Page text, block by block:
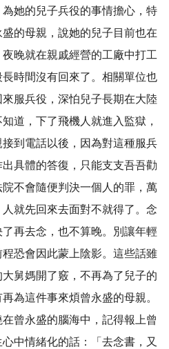
她的兒子兵役的事情擔心，特
的母親，說她的兒子目前也在
晚就在親戚經營的工廠中打工
時間沒有回來了。相關單位也
服兵役，深怕兒子長期在大陸
道，下了飛機人就進入監獄，
到電話以後，因為對這種服兵
具體的答復，只能支支吾吾勸
不會隨便判決一個人的罪，萬
就先回來去面對不就得了。念
再去念，也不算晚。別讓年輕
恐會因此蒙上陰影。這些話雖
舅媽開了竅，不再為了兒子的
為這件事來煩曾永盛的母親。
曾永盛的腦海中，記得報上曾
中情緒化的話：「去念書，又